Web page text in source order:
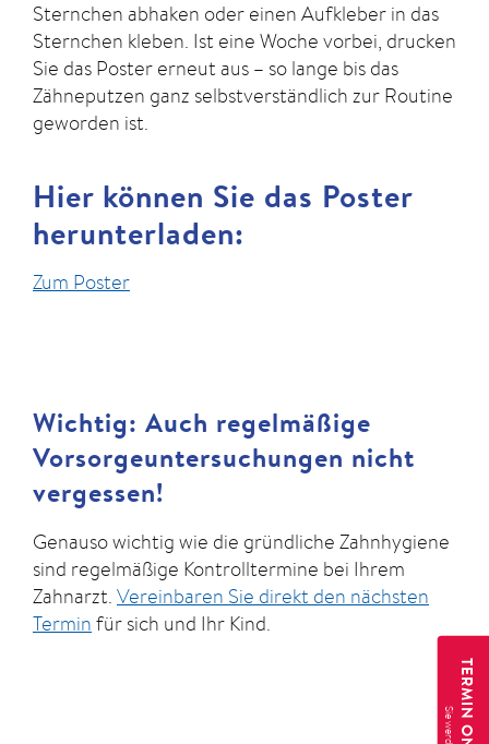
Sternchen abhaken oder einen Aufkleber in das
Sternchen kleben. Ist eine Woche vorbei, drucken
Sie das Poster erneut aus – so lange bis das
Zähneputzen ganz selbstverständlich zur Routine
geworden ist.
Hier können Sie das Poster
herunterladen:
Zum Poster
Wichtig: Auch regelmäßige
Vorsorgeuntersuchungen nicht
vergessen!
Genauso wichtig wie die gründliche Zahnhygiene
sind regelmäßige Kontrolltermine bei Ihrem
Zahnarzt. Vereinbaren Sie direkt den nächsten
Termin für sich und Ihr Kind.